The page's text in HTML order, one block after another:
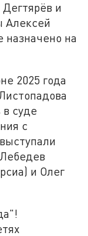
и
Алексей
на
2025 года
суде
с
и Олег